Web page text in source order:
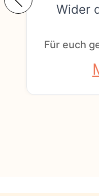
Wider
Für euch